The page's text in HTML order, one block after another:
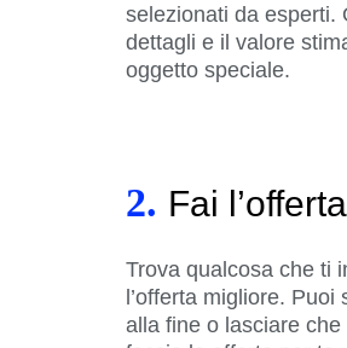
selezionati da esperti.
dettagli e il valore
oggetto speciale.
2. Fai
Trova qualcosa che ti
l’offerta migliore. Puoi
alla fine o lasciare